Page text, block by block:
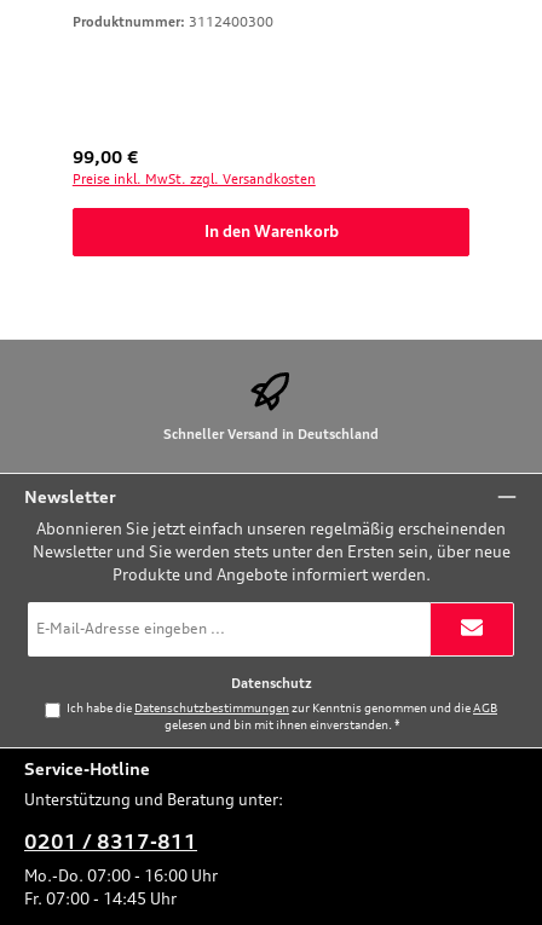
Produktnummer: 3112400300
Regulärer Preis:
99,00 €
Preise inkl. MwSt. zzgl. Versandkosten
In den Warenkorb
Schneller Versand in Deutschland
Newsletter
Abonnieren Sie jetzt einfach unseren regelmäßig erscheinenden
Newsletter und Sie werden stets unter den Ersten sein, über neue
Produkte und Angebote informiert werden.
Mail-
Datenschutz
Ich habe die Datenschutzbestimmungenzur Kenntnis genommen und dieAGB
gelesen und bin mit ihnen einverstanden.*
Service-Hotline
Unterstützung und Beratung unter:
0201 / 8317-811
Mo.-Do. 07:00 - 16:00 Uhr
Fr. 07:00 - 14:45 Uhr